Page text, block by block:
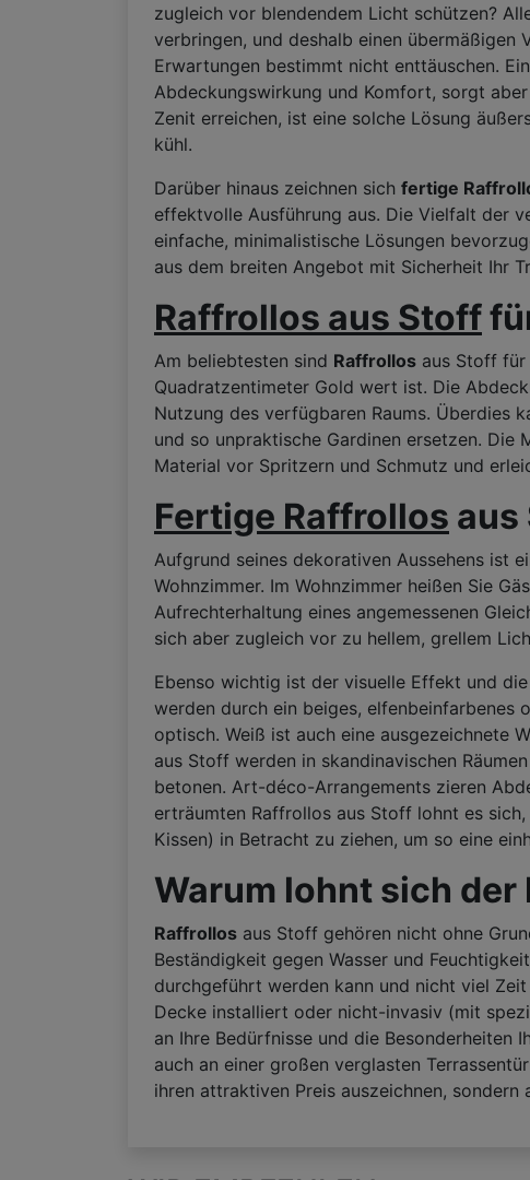
zugleich vor blendendem Licht schützen?
verbringen, und deshalb einen übermäßigen
Erwartungen bestimmt nicht enttäuschen.
Abdeckungswirkung und Komfort, sorgt
Zenit erreichen, ist eine solche Lösung
kühl.
Darüber hinaus zeichnen sich fertige
effektvolle Ausführung aus. Die Vielfalt der
einfache, minimalistische Lösungen
aus dem breiten Angebot mit Sicherheit Ihr
Raffrollos aus Stoff
Am beliebtesten sind Raffrollos aus Stoff für
Quadratzentimeter Gold wert ist. Die
Nutzung des verfügbaren Raums. Überdies
und so unpraktische Gardinen ersetzen.
Material vor Spritzern und Schmutz und
Fertige Raffrollos aus
Aufgrund seines dekorativen Aussehens ist
Wohnzimmer. Im Wohnzimmer heißen Sie
Aufrechterhaltung eines angemessenen
sich aber zugleich vor zu hellem, grellem
Ebenso wichtig ist der visuelle Effekt und
werden durch ein beiges, elfenbeinfarbenes
optisch. Weiß ist auch eine ausgezeichnete
aus Stoff werden in skandinavischen
betonen. Art-déco-Arrangements zieren
erträumten Raffrollos aus Stoff lohnt es
Kissen) in Betracht zu ziehen, um so eine
Warum lohnt sich der
Raffrollos aus Stoff gehören nicht ohne
Beständigkeit gegen Wasser und
durchgeführt werden kann und nicht viel
Decke installiert oder nicht-invasiv (mit
an Ihre Bedürfnisse und die Besonderheiten
auch an einer großen verglasten
ihren attraktiven Preis auszeichnen,